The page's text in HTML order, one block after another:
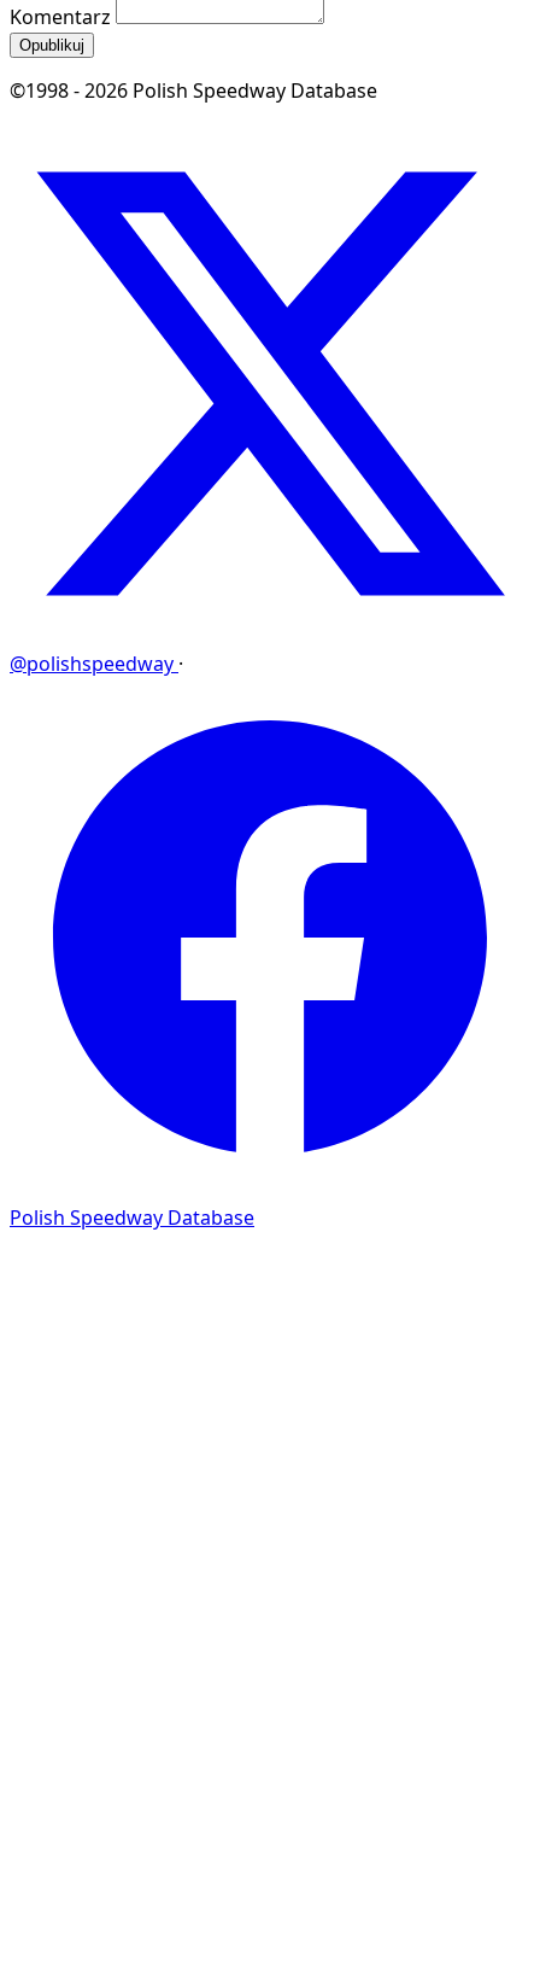
Komentarz
Opublikuj
©1998 - 2026 Polish Speedway Database
@polishspeedway ·
Polish Speedway Database